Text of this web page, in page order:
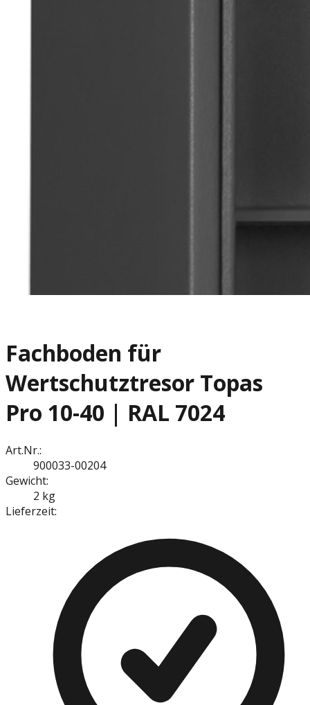
Fachboden für
Wertschutztresor Topas
Pro 10-40 | RAL 7024
Art.Nr.:
900033-00204
Gewicht:
2 kg
Lieferzeit: